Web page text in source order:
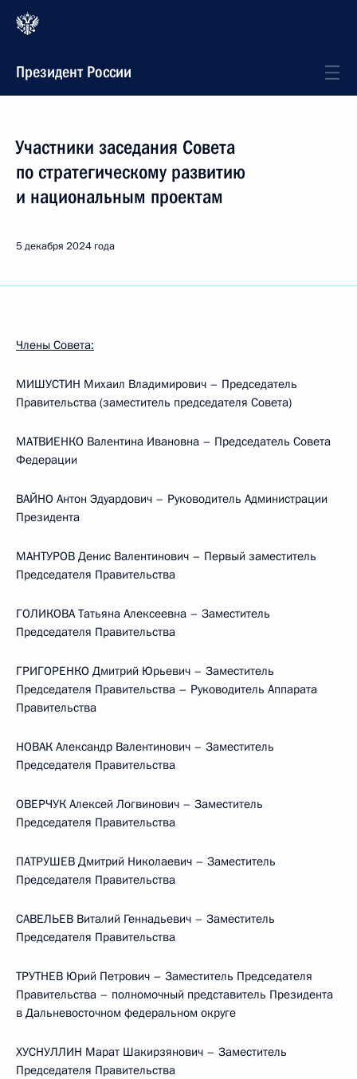
Президент России
Участники заседания Совета
по стратегическому развитию
и национальным проектам
5 декабря 2024 года
Члены Совета:
МИШУСТИН Михаил Владимирович – Председатель
Правительства (заместитель председателя Совета)
МАТВИЕНКО Валентина Ивановна – Председатель Совета
Федерации
ВАЙНО Антон Эдуардович – Руководитель Администрации
Президента
МАНТУРОВ Денис Валентинович – Первый заместитель
Председателя Правительства
ГОЛИКОВА Татьяна Алексеевна – Заместитель
Председателя Правительства
ГРИГОРЕНКО Дмитрий Юрьевич – Заместитель
Председателя Правительства – Руководитель Аппарата
Правительства
НОВАК Александр Валентинович – Заместитель
Председателя Правительства
ОВЕРЧУК Алексей Логвинович – Заместитель
Председателя Правительства
ПАТРУШЕВ Дмитрий Николаевич – Заместитель
Председателя Правительства
САВЕЛЬЕВ Виталий Геннадьевич – Заместитель
Председателя Правительства
ТРУТНЕВ Юрий Петрович – Заместитель Председателя
Правительства – полномочный представитель Президента
в Дальневосточном федеральном округе
ХУСНУЛЛИН Марат Шакирзянович – Заместитель
Председателя Правительства